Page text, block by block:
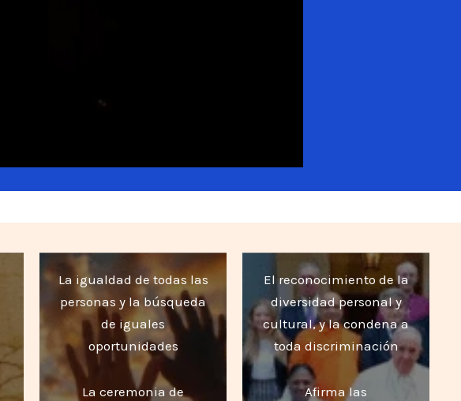
La igualdad de todas las
personas y la búsqueda
de iguales
oportunidades
La ceremonia de
El reconocimiento de la
diversidad personal y
cultural, y la condena a
toda discriminación
Afirma las